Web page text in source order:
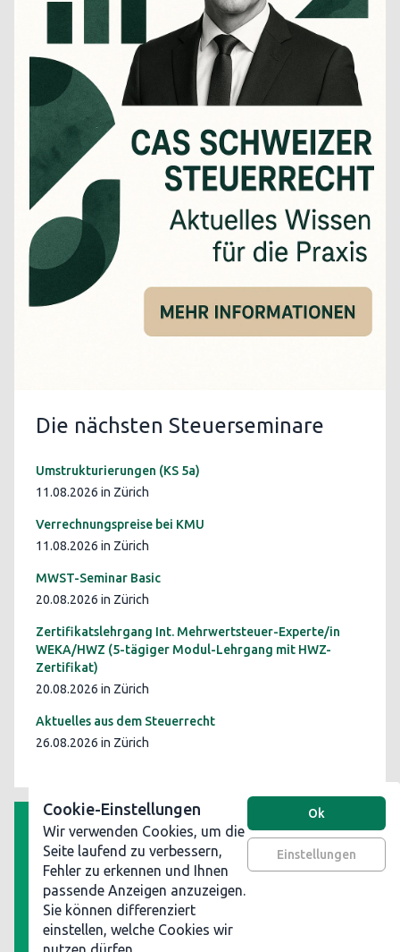
Die nächsten Steuerseminare
Umstrukturierungen (KS 5a)
11.08.2026 in Zürich
Verrechnungspreise bei KMU
11.08.2026 in Zürich
MWST-Seminar Basic
20.08.2026 in Zürich
Zertifikatslehrgang Int. Mehrwertsteuer-Experte/in
WEKA/HWZ (5-tägiger Modul-Lehrgang mit HWZ-
Zertifikat)
20.08.2026 in Zürich
Aktuelles aus dem Steuerrecht
26.08.2026 in Zürich
AGB
Datenschutz
Impressum
Werben Sie auf steuerinformationen.ch
Cookie-Einstellungen
Wir verwenden Cookies, um die
Seite laufend zu verbessern,
Fehler zu erkennen und Ihnen
passende Anzeigen anzuzeigen.
Sie können differenziert
einstellen, welche Cookies wir
Ok
Einstellungen